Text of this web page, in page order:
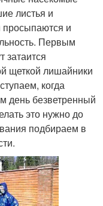
листья и
просыпаются и
Первым
затаится
щеткой лишайники
когда
день безветренный
это нужно до
подбираем в